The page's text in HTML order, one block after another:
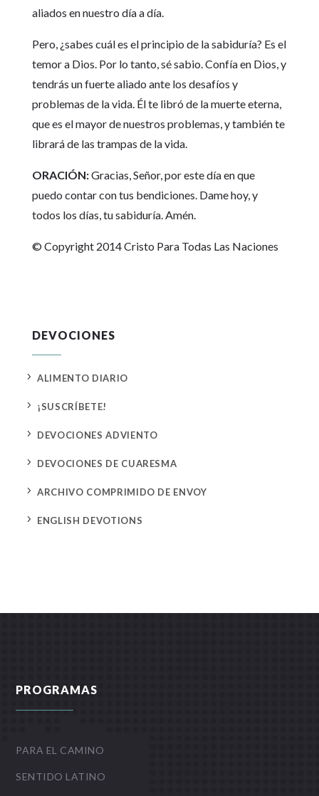
aliados en nuestro día a día.
Pero, ¿sabes cuál es el principio de la sabiduría? Es el
temor a Dios. Por lo tanto, sé sabio. Confía en Dios, y
tendrás un fuerte aliado ante los desafíos y
problemas de la vida. Él te libró de la muerte eterna,
que es el mayor de nuestros problemas, y también te
librará de las trampas de la vida.
ORACIÓN:Gracias, Señor, por este día en que
puedo contar con tus bendiciones. Dame hoy, y
todos los días, tu sabiduría. Amén.
© Copyright 2014 Cristo Para Todas Las Naciones
DEVOCIONES
5 ALIMENTO DIARIO
5 ¡SUSCRÍBETE!
5 DEVOCIONES ADVIENTO
5 DEVOCIONES DE CUARESMA
5 ARCHIVO COMPRIMIDO DE ENVOY
5 ENGLISH DEVOTIONS
PROGRAMAS
PARA EL CAMINO
SENTIDO LATINO